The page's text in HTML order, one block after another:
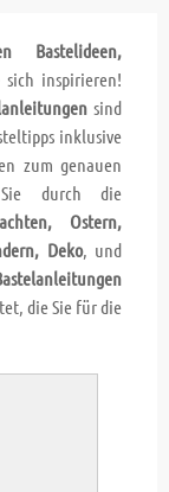
Bastelideen,
inspirieren!
sind
inklusive
zum genauen
Sie durch die
Ostern,
Deko, und
die Sie für die